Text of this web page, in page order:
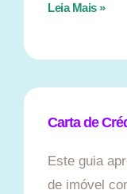
Leia Mais »
Carta de
Este guia
de imóvel